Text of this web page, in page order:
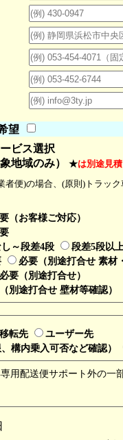
望
ビス選択
地域のみ） ★は別途見積
者便)の場合、(原則)トラッ
（お客様ご対応）
～段差4段 段差5段以上
必要（別途打合せ 素材
必要（別途打合せ）
別途打合せ 壁材等確認）
移転先
ユーザー先
構内乗入可否など確認）
用配送便サポート外の一